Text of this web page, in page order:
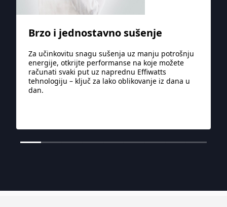
Brzo i jednostavno sušenje
Za učinkovitu snagu sušenja uz manju potrošnju
energije, otkrijte performanse na koje možete
računati svaki put uz naprednu Effiwatts
tehnologiju – ključ za lako oblikovanje iz dana u
dan.